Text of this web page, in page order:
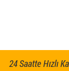
24 Saatte Hızlı